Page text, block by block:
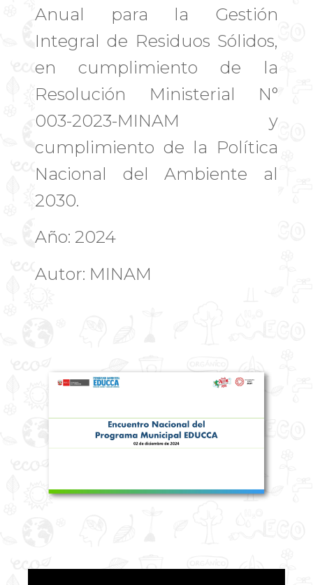
Anual para la Gestión
Integral de Residuos Sólidos,
en cumplimiento de la
Resolución Ministerial N°
003-2023-MINAM y
cumplimiento de la Política
Nacional del Ambiente al
2030.
Año: 2024
Autor: MINAM